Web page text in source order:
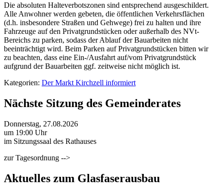
Die absoluten Halteverbotszonen sind entsprechend ausgeschildert.
Alle Anwohner werden gebeten, die öffentlichen Verkehrsflächen
(d.h. insbesondere Straßen und Gehwege) frei zu halten und ihre
Fahrzeuge auf den Privatgrundstücken oder außerhalb des NVt-
Bereichs zu parken, sodass der Ablauf der Bauarbeiten nicht
beeinträchtigt wird. Beim Parken auf Privatgrundstücken bitten wir
zu beachten, dass eine Ein-/Ausfahrt auf/vom Privatgrundstück
aufgrund der Bauarbeiten ggf. zeitweise nicht möglich ist.
Kategorien: Der Markt Kirchzell informiert
Nächste Sitzung des Gemeinderates
Donnerstag, 27.08.2026
um 19:00 Uhr
im Sitzungssaal des Rathauses
zur Tagesordnung -->
Aktuelles zum Glasfaserausbau